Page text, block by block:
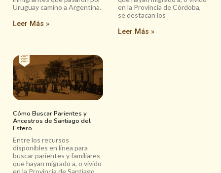
Uruguay camino a Argentina.
Leer Más »
en la Provincia de Córdoba,
se destacan los
Leer Más »
Cómo Buscar Parientes y
Ancestros de Santiago del
Estero
Entre los recursos
disponibles en línea para
buscar parientes y familiares
que hayan migrado a, o vivido
en la Provincia de Santiago